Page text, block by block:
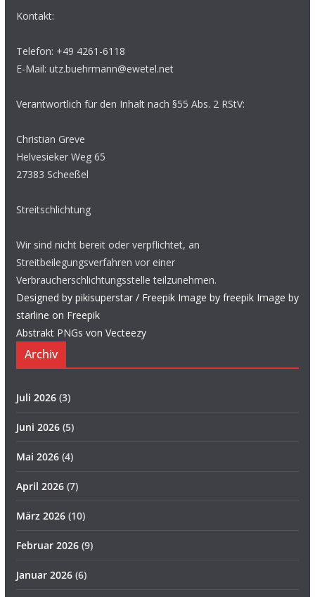
Kontakt:
Telefon: +49 4261-6118
E-Mail: utz.buehrmann@ewetel.net
Verantwortlich für den Inhalt nach §55 Abs. 2 RStV:
Christian Greve
Helvesieker Weg 65
27383 Scheeßel
Streitschlichtung
Wir sind nicht bereit oder verpflichtet, an
Streitbeilegungsverfahren vor einer
Verbraucherschlichtungsstelle teilzunehmen.
Designed by pikisuperstar / Freepik Image by freepik Image by
starline on Freepik
Abstrakt PNGs von Vecteezy
Archiv
Juli 2026(3)
Juni 2026(5)
Mai 2026(4)
April 2026(7)
März 2026(10)
Februar 2026(9)
Januar 2026(6)